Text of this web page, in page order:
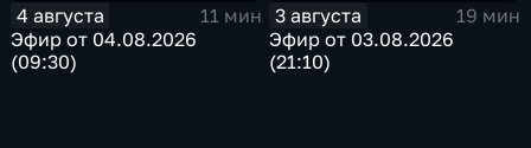
4 августа
11 мин
Эфир от 04.08.2026
(09:30)
3 августа
19 мин
Эфир от 03.08.2026
(21:10)